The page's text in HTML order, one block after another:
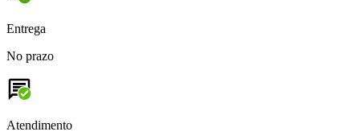
Entrega
No prazo
Atendimento